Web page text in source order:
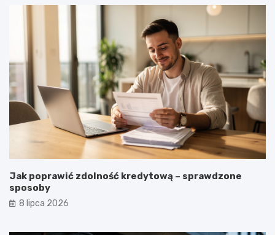
Jak poprawić zdolność kredytową – sprawdzone
sposoby
8 lipca 2026